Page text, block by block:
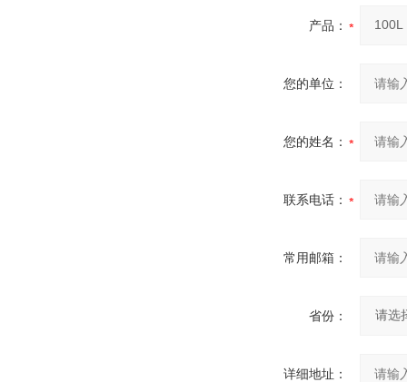
产品：
您的单位：
您的姓名：
联系电话：
常用邮箱：
省份：
详细地址：